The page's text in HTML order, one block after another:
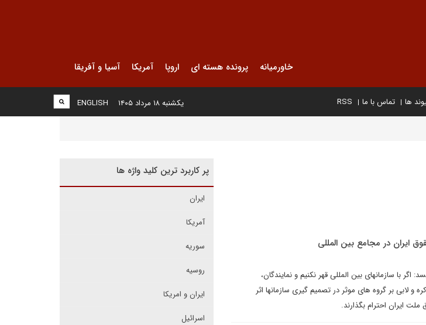
خاورمیانه پرونده هسته ای اروپا آمریکا آسیا و آفریقا
ها تماس با ما RSS
ENGLISH یکشنبه ۱۸ مرداد ۱۴۰۵
ایران در مجامع بین المللی
با سازمانهای بین المللی قهر نکنیم و نمایندگان،
و لابی بر گروه های موثر در تصمیم گیری سازمانها اثر
ملت ایران احترام بگذارند.
پر کاربرد ترین کلید واژه ها
ایران
آمریکا
سوریه
روسیه
ایران و امریکا
اسرائیل